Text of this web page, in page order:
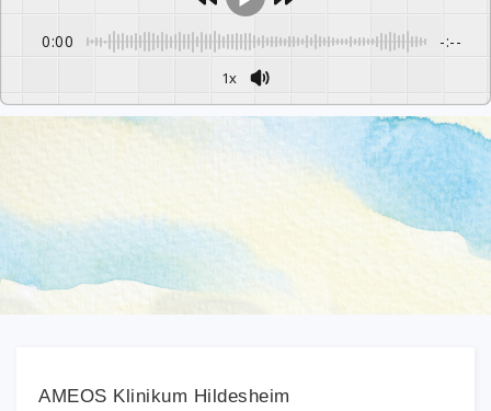
0:00 -:--
1x
AMEOS Klinikum Hildesheim